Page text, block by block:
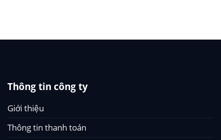
Thông tin công ty
Giới thiệu
Thông tin thanh toán